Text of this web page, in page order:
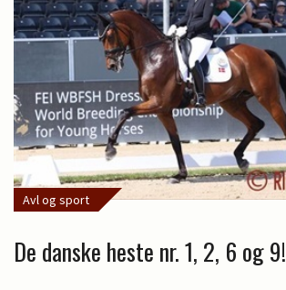
Avl og sport
De danske heste nr. 1, 2, 6 og 9!